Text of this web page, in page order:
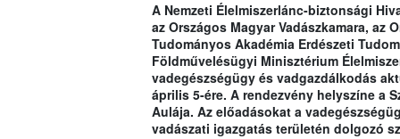
A Nemzeti Élelmiszerlánc-biztonsági
az Országos Magyar Vadászkamara, az
Tudományos Akadémia Erdészeti
Földművelésügyi Minisztérium
vadegészségügy és vadgazdálkodás
április 5-ére. A rendezvény helyszíne a
Aulája. Az előadásokat a
vadászati igazgatás területén dolgozó